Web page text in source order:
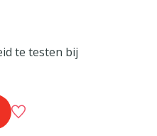
te testen bij